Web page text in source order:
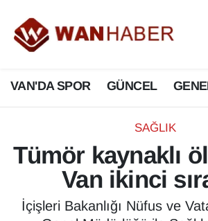
VAN'DA SPOR GÜNCEL
SAĞLIK
Tümör kaynaklı
Van ikinci
İçişleri Bakanlığı Nüfus ve
3.SAYFA
ASAYİŞ
BİLİM VE TEKNOLOJİ
Biyografi
Van Nöbetçi Eczaneler
Van Hava Durumu
Van Namaz Vakitleri
Van Trafik Yoğunluk Haritası